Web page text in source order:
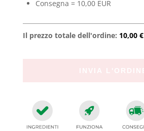
Consegna = 10,00 EUR
Il prezzo totale dell'ordine: 10,00 €